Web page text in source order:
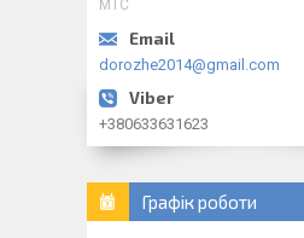
МТС
dorozhe2014@gmail.com
+380633631623
Графік роботи